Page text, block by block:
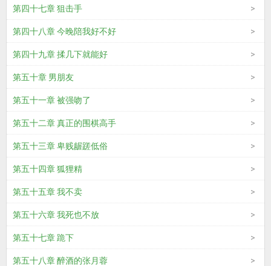
第四十七章 狙击手
第四十八章 今晚陪我好不好
第四十九章 揉几下就能好
第五十章 男朋友
第五十一章 被强吻了
第五十二章 真正的围棋高手
第五十三章 卑贱龌蹉低俗
第五十四章 狐狸精
第五十五章 我不卖
第五十六章 我死也不放
第五十七章 跪下
第五十八章 醉酒的张月蓉